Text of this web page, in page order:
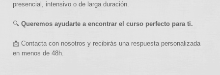
presencial, intensivo o de larga duración.
🔍Queremos ayudarte a encontrar el curso perfecto para ti.
📩 Contacta con nosotros y recibirás una respuesta personalizada
en menos de 48h.